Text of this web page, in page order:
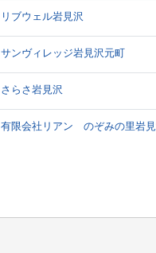
リブウェル岩見沢
サンヴィレッジ岩見沢元町
さらさ岩見沢
有限会社リアン のぞみの里岩